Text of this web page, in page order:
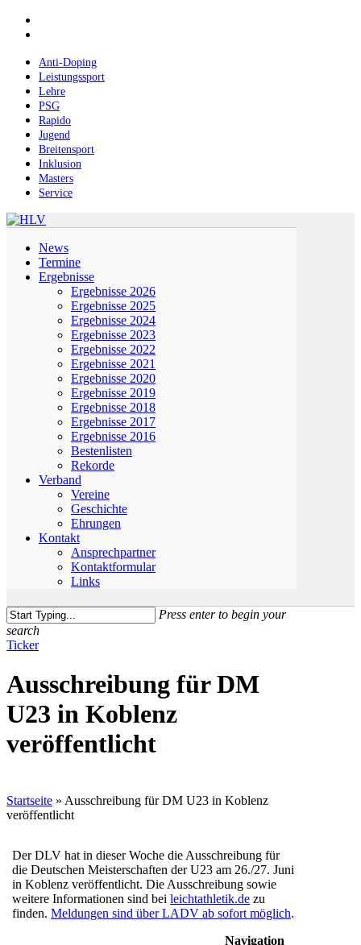
Skip
contentAnti-Doping
Leistungssport
Lehre
PSG
Rapido
Jugend
Breitensport
Inklusion
Masters
Service
News
Termine
Ergebnisse
Ergebnisse 2026
Ergebnisse 2025
Ergebnisse 2024
Ergebnisse 2023
Ergebnisse 2022
Ergebnisse 2021
Ergebnisse 2020
Ergebnisse 2019
Ergebnisse 2018
Ergebnisse 2017
Ergebnisse 2016
Bestenlisten
Rekorde
Verband
Vereine
Geschichte
Ehrungen
Kontakt
Ansprechpartner
Kontaktformular
Links
Press enter to begin your
search
Close
Ticker
Ausschreibung für DM
U23 in Koblenz
veröffentlicht
Startseite » Ausschreibung für DM U23 in Koblenz
veröffentlicht
Der DLV hat in dieser Woche die Ausschreibung für
die Deutschen Meisterschaften der U23 am 26./27. Juni
in Koblenz veröffentlicht. Die Ausschreibung sowie
weitere Informationen sind beileichtathletik.de zu
finden.Meldungen sind über LADV ab sofort möglich.
Navigation